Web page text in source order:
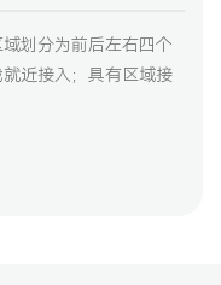
划分为前后左右四个
近接入；具有区域接